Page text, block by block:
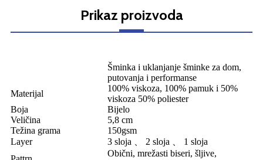
Prikaz proizvoda
Šminka i uklanjanje šminke za dom,
putovanja i performanse
Materijal
100% viskoza, 100% pamuk i 50%
viskoza 50% poliester
Boja
Bijelo
Veličina
5,8 cm
Težina grama
150gsm
Layer
3 sloja 、 2 sloja 、 1 sloja
Obični, mrežasti biseri, šljive,